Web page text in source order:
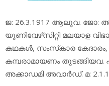
ജ: 26.3.1917 ആലുവ. ജോ:
യൂണിവേഴ്‌സിറ്റി മലയാള
കഥകള്‍, സംസ്‌കാര കേദാരം,
കമ്പരാമായണം
അക്കാഡമി അവാര്‍ഡ്. മ: